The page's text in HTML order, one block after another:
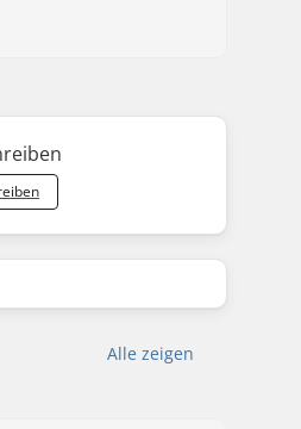
Alle zeigen